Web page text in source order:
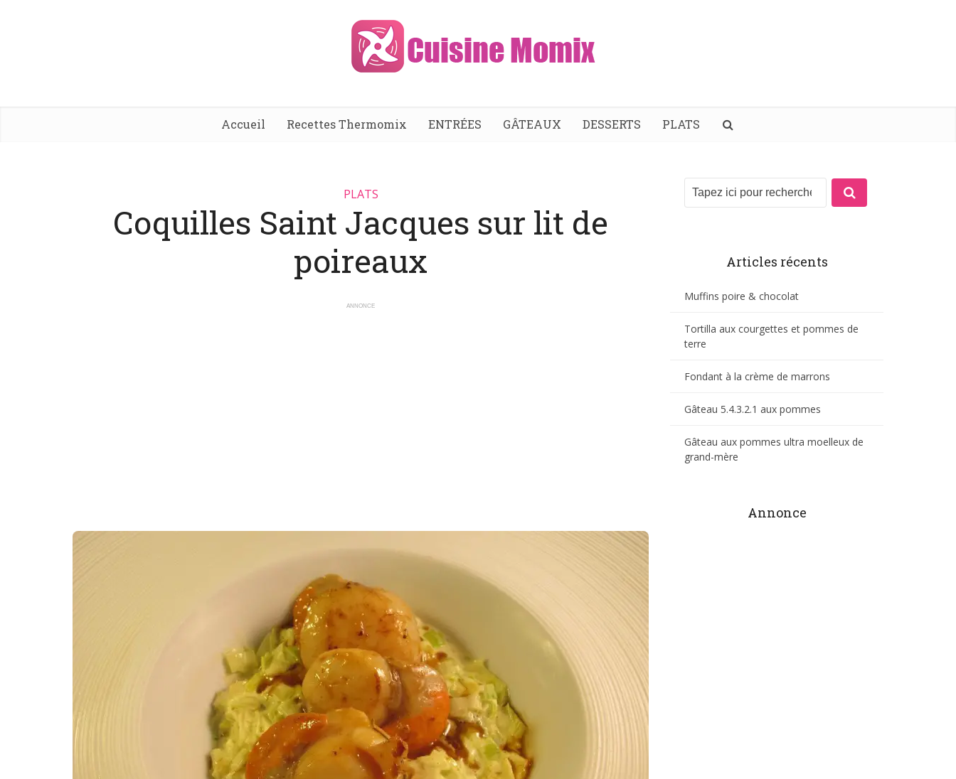
Accueil Recettes Thermomix ENTRÉES GÂTEAUX DESSERTS PLATS
PLATS
Coquilles Saint Jacques sur lit de
poireaux
ANNONCE
Articles récents
Muffins poire & chocolat
Tortilla aux courgettes et pommes de
terre
Fondant à la crème de marrons
Gâteau 5.4.3.2.1 aux pommes
Gâteau aux pommes ultra moelleux de
grand-mère
Annonce